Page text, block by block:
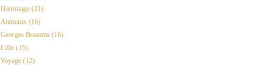
Hommage (21)
Animaux (16)
Georges Brassens (16)
Lille (15)
Voyage (12)